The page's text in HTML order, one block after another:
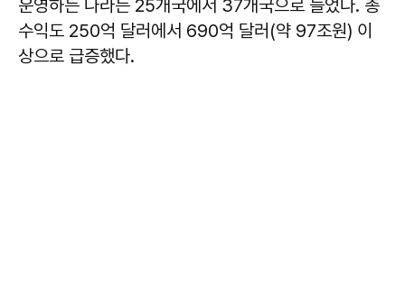
운영하는 나라는 25개국에서 37개국으로 늘었다. 총
수익도 250억 달러에서 690억 달러(약 97조원) 이
상으로 급증했다.